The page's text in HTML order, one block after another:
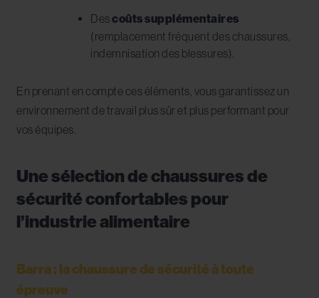
Descoûts supplémentaires
(remplacement fréquent des chaussures,
indemnisation des blessures).
En prenant en compte ces éléments, vous garantissez un
environnement de travail plus sûr et plus performant pour
vos équipes.
Une sélection de chaussures de
sécurité confortables pour
l’industrie alimentaire
Barra : la chaussure de sécurité à toute
épreuve